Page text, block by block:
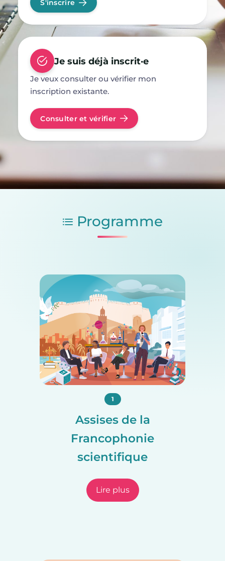
S'inscrire
Je suis déjà inscrit·e
Je veux consulter ou vérifier mon
inscription existante.
Consulter et vérifier
Programme
1
Assises de la
Francophonie
scientifique
Lire plus